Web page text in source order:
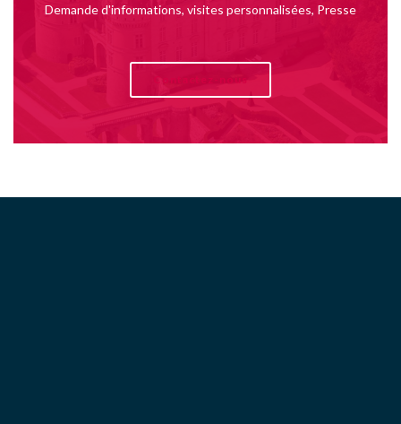
Demande d'informations, visites personnalisées, Presse
Contactez-nous